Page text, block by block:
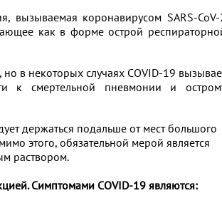
вызываемая коронавирусом SARS-CoV-
как в форме острой
в некоторых случаях COVID-19
к смертельной пневмонии и
держаться подальше от мест большого
этого, обязательной мерой является
раствором.
Симптомами COVID-19 являются: